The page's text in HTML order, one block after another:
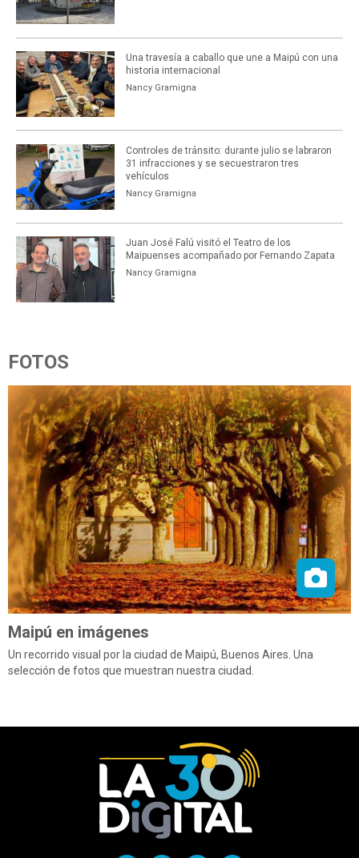
Una travesía a caballo que une a Maipú con una
historia internacional
Nancy Gramigna
Controles de tránsito: durante julio se labraron
31 infracciones y se secuestraron tres
vehículos
Nancy Gramigna
Juan José Falú visitó el Teatro de los
Maipuenses acompañado por Fernando Zapata
Nancy Gramigna
FOTOS
Maipú en imágenes
Un recorrido visual por la ciudad de Maipú, Buenos Aires. Una
selección de fotos que muestran nuestra ciudad.